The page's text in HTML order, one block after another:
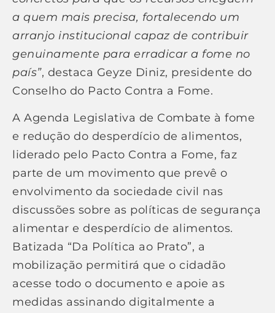
a quem mais precisa, fortalecendo um
arranjo institucional capaz de contribuir
genuinamente para erradicar a fome no
país”, destaca Geyze Diniz, presidente do
Conselho do Pacto Contra a Fome.
A Agenda Legislativa de Combate à fome
e redução do desperdício de alimentos,
liderado pelo Pacto Contra a Fome, faz
parte de um movimento que prevê o
envolvimento da sociedade civil nas
discussões sobre as políticas de segurança
alimentar e desperdício de alimentos.
Batizada “Da Política ao Prato”, a
mobilização permitirá que o cidadão
acesse todo o documento e apoie as
medidas assinando digitalmente a